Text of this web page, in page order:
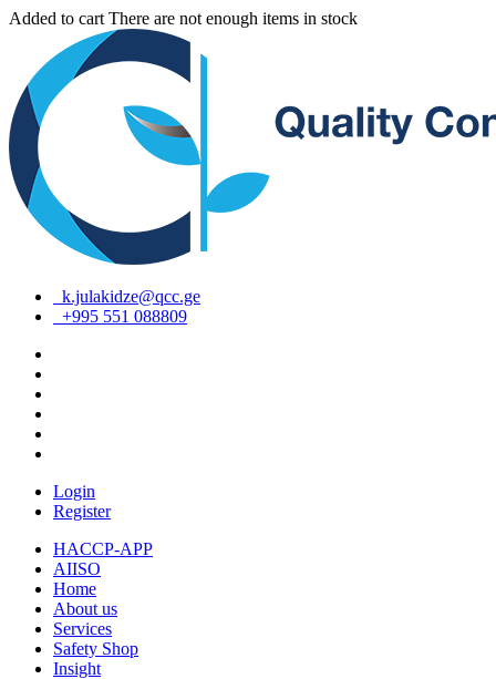
Added to cart There are not enough items in stock
k.julakidze@qcc.ge
+995 551 088809
Login
Register
HACCP-APP
AIISO
Home
About us
Services
Safety Shop
Insight